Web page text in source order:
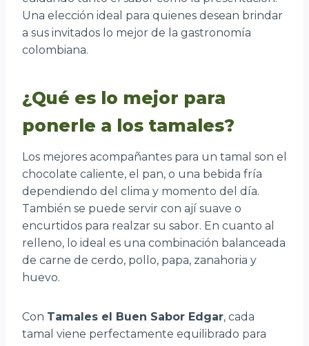
Una elección ideal para quienes desean brindar
a sus invitados lo mejor de la gastronomía
colombiana.
¿Qué es lo mejor para
ponerle a los tamales?
Los mejores acompañantes para un tamal son el
chocolate caliente, el pan, o una bebida fría
dependiendo del clima y momento del día.
También se puede servir con ají suave o
encurtidos para realzar su sabor. En cuanto al
relleno, lo ideal es una combinación balanceada
de carne de cerdo, pollo, papa, zanahoria y
huevo.
Con Tamales el Buen Sabor Edgar, cada
tamal viene perfectamente equilibrado para